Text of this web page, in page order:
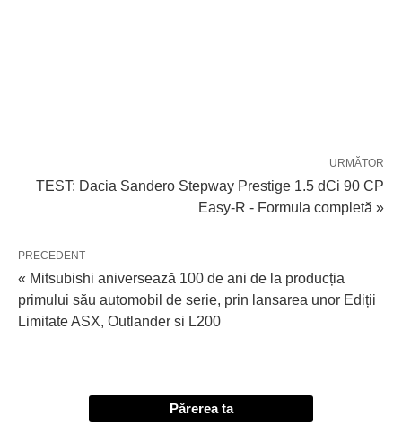
URMĂTOR
TEST: Dacia Sandero Stepway Prestige 1.5 dCi 90 CP
Easy-R - Formula completă »
PRECEDENT
« Mitsubishi aniversează 100 de ani de la producția
primului său automobil de serie, prin lansarea unor Ediții
Limitate ASX, Outlander si L200
Părerea ta